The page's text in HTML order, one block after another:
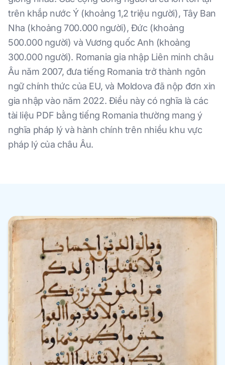
trên khắp nước Ý (khoảng 1,2 triệu người), Tây Ban
Nha (khoảng 700.000 người), Đức (khoảng
500.000 người) và Vương quốc Anh (khoảng
300.000 người). Romania gia nhập Liên minh châu
Âu năm 2007, đưa tiếng Romania trở thành ngôn
ngữ chính thức của EU, và Moldova đã nộp đơn xin
gia nhập vào năm 2022. Điều này có nghĩa là các
tài liệu PDF bằng tiếng Romania thường mang ý
nghĩa pháp lý và hành chính trên nhiều khu vực
pháp lý của châu Âu.